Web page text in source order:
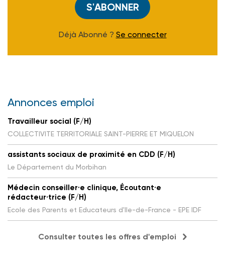
S'ABONNER
Déjà Abonné ? Se connecter
Annonces emploi
Travailleur social (F/H)
COLLECTIVITE TERRITORIALE SAINT-PIERRE ET MIQUELON
assistants sociaux de proximité en CDD (F/H)
Le Département du Morbihan
Médecin conseiller·e clinique, Écoutant·e
rédacteur·trice (F/H)
Ecole des Parents et Educateurs d'Ile-de-France - EPE IDF
Consulter toutes les offres d'emploi